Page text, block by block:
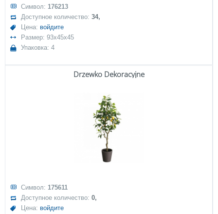
Символ: 176213
Доступное количество:34,
Цена: войдите
Размер: 93x45x45
Упаковка: 4
Drzewko Dekoracyjne
Символ: 175611
Доступное количество:0,
Цена: войдите